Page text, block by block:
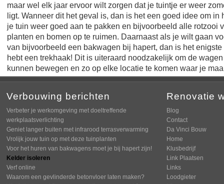
maar wel elk jaar ervoor wilt zorgen dat je tuintje er weer
ligt. Wanneer dit het geval is, dan is het een goed idee om in
je tuin weer goed aan te pakken en bijvoorbeeld alle rotzooi
planten en bomen op te ruimen. Daarnaast als je wilt gaan
van bijvoorbeeld een bakwagen bij hapert, dan is het
hebt een trekhaak! Dit is uiteraard noodzakelijk om de
kunnen bewegen en zo op elke locatie te komen waar je
Verbouwing berichten
Verbeter je werkomgeving met doeltreffende
werkplaatsverlichting
Geniet langer buiten met infrarood terrasverwarming
Vrolijk jouw tuin op met deze tuinplanten
Voor het huren van bakwagens moet je bij hapert zijn!
Kelder isoleren
Verf online
Waarom een gevlinderde betonvloer laten maken?
Renovatie
Blog
Contact
Da Vinci Bouw
Home
Klusbedrijf
Link Plaatsen
Links
Loodgieter